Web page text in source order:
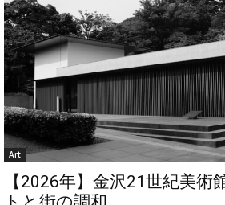
Art
【2026年】金沢21世紀美術